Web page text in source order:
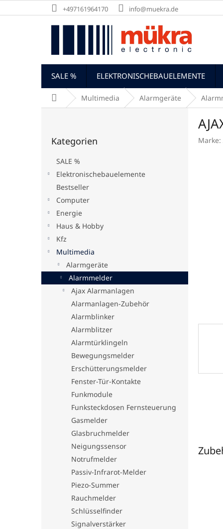
Inhalt
+497161964170 info@muekra.de
SALE % ELEKTRONISCHEBAUELEMENTE
StartseiteMultimedia Alarmgeräte
überspringen
Kategorien
SALE %
Elektronischebauelemente
Bestseller
Computer
Energie
Haus & Hobby
Kfz
Multimedia
Alarmgeräte
Alarmmelder
Ajax Alarmanlagen
Alarmanlagen-Zubehör
Alarmblinker
Alarmblitzer
Alarmtürklingeln
Bewegungsmelder
Erschütterungsmelder
Fenster-Tür-Kontakte
Funkmodule
Funksteckdosen Fernsteuerung
Gasmelder
Glasbruchmelder
Neigungssensor
Notrufmelder
Passiv-Infrarot-Melder
Piezo-Summer
Rauchmelder
Schlüsselfinder
Signalverstärker
Marke: